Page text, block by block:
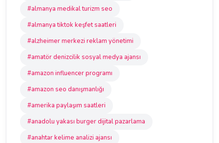
#almanya medikal turizm seo
#almanya tiktok keşfet saatleri
#alzheimer merkezi reklam yönetimi
#amatör denizcilik sosyal medya ajansı
#amazon influencer programı
#amazon seo danışmanlığı
#amerika paylaşım saatleri
#anadolu yakası burger dijital pazarlama
#anahtar kelime analizi ajansı